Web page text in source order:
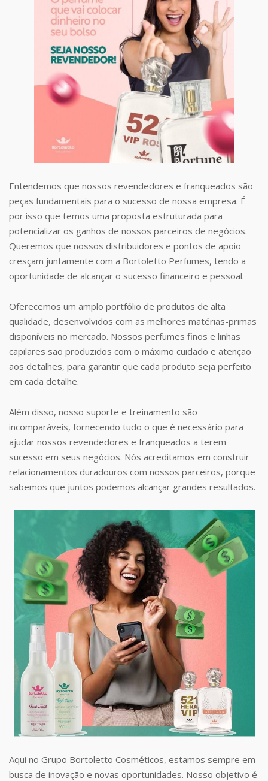
Entendemos que nossos revendedores e franqueados são
peças fundamentais para o sucesso de nossa empresa. É
por isso que temos uma proposta estruturada para
potencializar os ganhos de nossos parceiros de negócios.
Queremos que nossos distribuidores e pontos de apoio
cresçam juntamente com a Bortoletto Perfumes, tendo a
oportunidade de alcançar o sucesso financeiro e pessoal.
Oferecemos um amplo portfólio de produtos de alta
qualidade, desenvolvidos com as melhores matérias-primas
disponíveis no mercado. Nossos perfumes finos e linhas
capilares são produzidos com o máximo cuidado e atenção
aos detalhes, para garantir que cada produto seja perfeito
em cada detalhe.
Além disso, nosso suporte e treinamento são
incomparáveis, fornecendo tudo o que é necessário para
ajudar nossos revendedores e franqueados a terem
sucesso em seus negócios. Nós acreditamos em construir
relacionamentos duradouros com nossos parceiros, porque
sabemos que juntos podemos alcançar grandes resultados.
Aqui no Grupo Bortoletto Cosméticos, estamos sempre em
busca de inovação e novas oportunidades. Nosso objetivo é